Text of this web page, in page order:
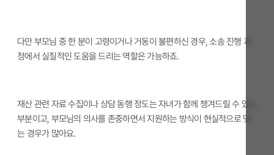
다만 부모님 중 한 분이 고령이거나 거동이 불편하신 경우, 소송 진행 과
정에서 실질적인 도움을 드리는 역할은 가능하죠.
재산 관련 자료 수집이나 상담 동행 정도는 자녀가 함께 챙겨드릴 수 있는
부분이고, 부모님의 의사를 존중하면서 지원하는 방식이 현실적으로 맞
는 경우가 많아요.